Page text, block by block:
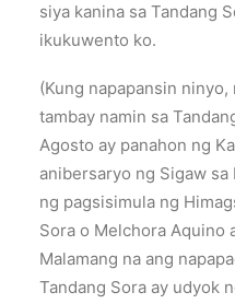
siya kanina sa Tandang
ikukuwento ko.
(Kung napapansin
tambay namin sa
Agosto ay panahon ng
anibersaryo ng Sigaw
ng pagsisimula ng
Sora o Melchora Aquino
Malamang na ang
Tandang Sora ay udyok